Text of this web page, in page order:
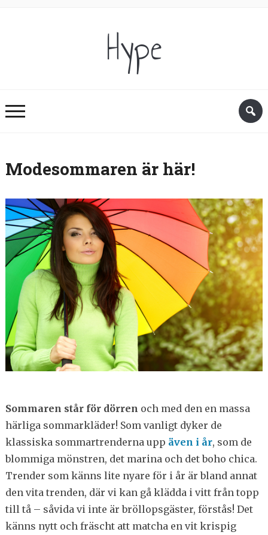
Hype
Modesommaren är här!
Sommaren står för dörren och med den en massa
härliga sommarkläder! Som vanligt dyker de
klassiska sommartrenderna upp även i år, som de
blommiga mönstren, det marina och det boho chica.
Trender som känns lite nyare för i år är bland annat
den vita trenden, där vi kan gå klädda i vitt från topp
till tå – såvida vi inte är bröllopsgäster, förstås! Det
känns nytt och fräscht att matcha en vit krispig